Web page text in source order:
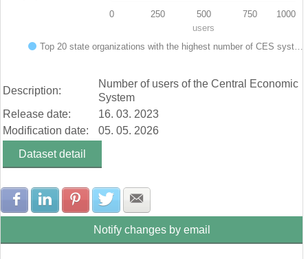
users
Top 20 state organizations with the highest number of CES syst…
0
1000
250 500 750
Description:
Number of users of the Central Economic
System
Release date:
16. 03. 2023
Modification date:
05. 05. 2026
Dataset detail
Share with Facebook
Share with LinkedIn
Share with Pinterest
Share with Twitter
Notify changes by email